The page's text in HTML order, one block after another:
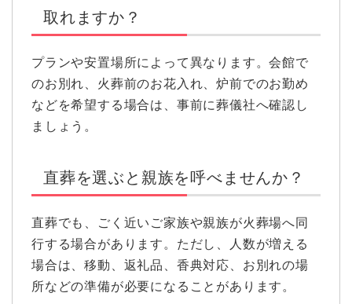
取れますか？
プランや安置場所によって異なります。会館で
のお別れ、火葬前のお花入れ、炉前でのお勤め
などを希望する場合は、事前に葬儀社へ確認し
ましょう。
直葬を選ぶと親族を呼べませんか？
直葬でも、ごく近いご家族や親族が火葬場へ同
行する場合があります。ただし、人数が増える
場合は、移動、返礼品、香典対応、お別れの場
所などの準備が必要になることがあります。